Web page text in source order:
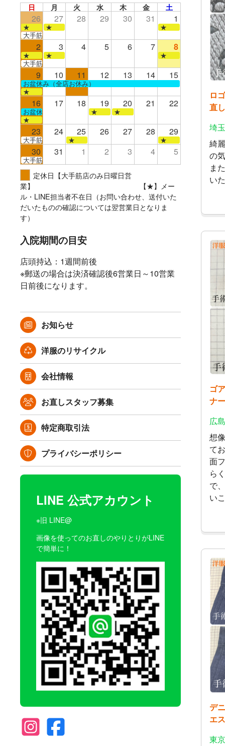
日 月 火 水 木 金 土
26 27 28 29 30 31 1
★ ★
★
大手筋店のみ営業
2 3 4 5 6 7 8
★ ★
★
大手筋
9 10 11 12 13 14 15
お盆休み（全店お休み）
★
16 17 18 19 20 21 22
お盆休み（全店お休み）★
★
★
23 24 25 26 27 28 29
大手筋 ★ ★
30 31 1 2 3 4 5
大手筋
定休日【大手筋店のみ日曜日営
業】 【★】メー
ル・LINE担当者不在日（お問い合わせ、送付いた
だいたものの確認については翌営業日となりま
す）
入院期間の目安
店頭持込：1週間前後
※郵送の場合は決済確認後6営業日～10営業
日前後になります。
お知らせ
洋服のリサイクル
会社情報
お直しスタッフ募集
特定商取引法
プライバシーポリシー
LINE 公式アカウント
※旧 LINE@
画像を使ってのお直しのやりとりがLINE
で簡単に！
ロ
直し
埼
綺
の
ま
い
ゴ
ナ
広
想
て
面
ら
で
い
デ
エ
東